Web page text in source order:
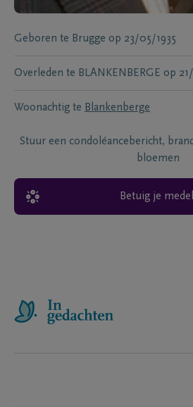
Geboren te Brugge op 23/05/1935
Overleden te BLANKENBERGE op
Woonachtig te Blankenberge
Stuur een condoléancebericht,
bloemen
Betuig je